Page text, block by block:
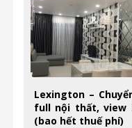
Lexington –
full nội thất, view
(bao hết thuế phí)